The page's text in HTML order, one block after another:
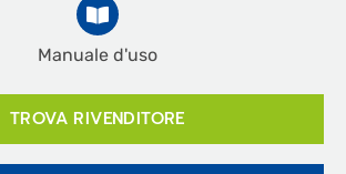
Manuale d'uso
TROVA RIVENDITORE